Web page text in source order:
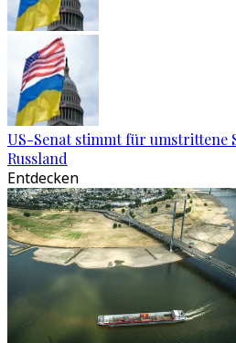
US-Senat stimmt für umstrittene
Russland
Entdecken